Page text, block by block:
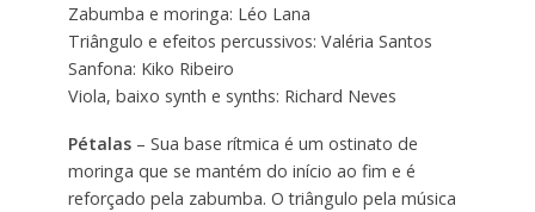
Zabumba e moringa: Léo Lana
Triângulo e efeitos percussivos: Valéria Santos
Sanfona: Kiko Ribeiro
Viola, baixo synth e synths: Richard Neves
Pétalas – Sua base rítmica é um ostinato de
moringa que se mantém do início ao fim e é
reforçado pela zabumba. O triângulo pela música